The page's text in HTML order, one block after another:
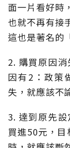
面一片看好時
也就不再有接
這也是著名的
2. 購買原因
因有2：政策
失，就應該不
3. 達到原先
買進50元，